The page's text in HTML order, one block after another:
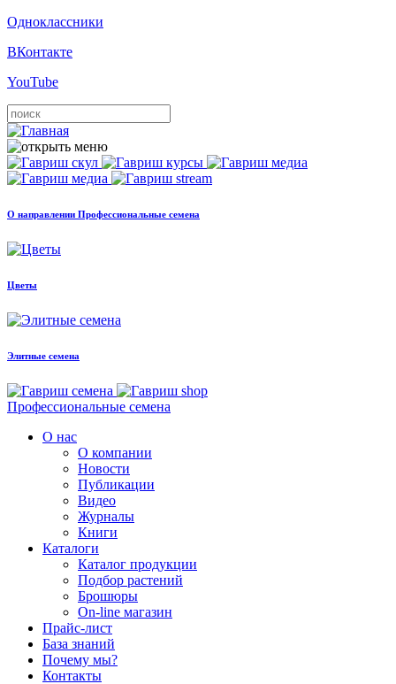
Одноклассники
ВКонтакте
YouTube
О направлении Профессиональные семена
Цветы
Элитные семена
Профессиональные семена
О нас
О компании
Новости
Публикации
Видео
Журналы
Книги
Каталоги
Каталог продукции
Подбор растений
Брошюры
On-line магазин
Прайс-лист
База знаний
Почему мы?
Контакты